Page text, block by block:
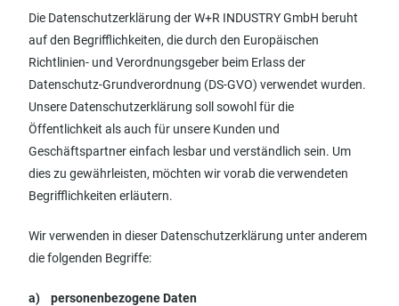
Die Datenschutzerklärung der W+R INDUSTRY GmbH beruht
auf den Begrifflichkeiten, die durch den Europäischen
Richtlinien- und Verordnungsgeber beim Erlass der
Datenschutz-Grundverordnung (DS-GVO) verwendet wurden.
Unsere Datenschutzerklärung soll sowohl für die
Öffentlichkeit als auch für unsere Kunden und
Geschäftspartner einfach lesbar und verständlich sein. Um
dies zu gewährleisten, möchten wir vorab die verwendeten
Begrifflichkeiten erläutern.
Wir verwenden in dieser Datenschutzerklärung unter anderem
die folgenden Begriffe:
a) personenbezogene Daten